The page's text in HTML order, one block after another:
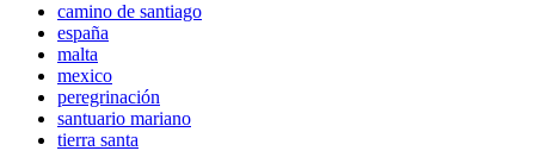
camino de santiago
españa
malta
mexico
peregrinación
santuario mariano
tierra santa